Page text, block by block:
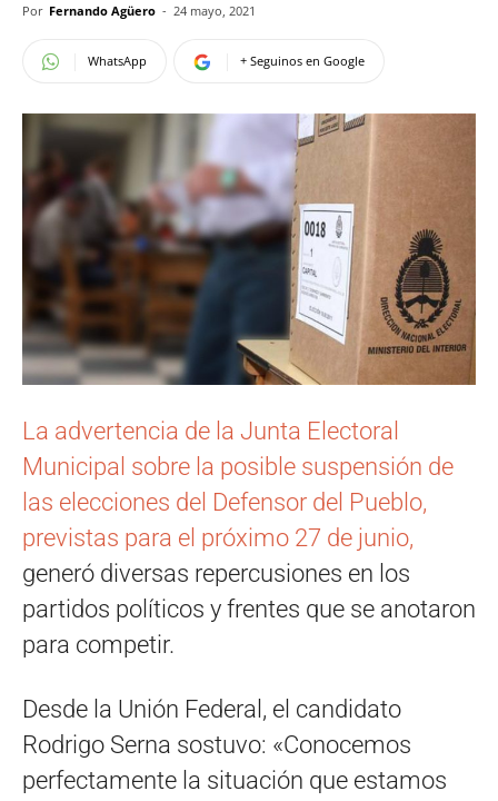
Por Fernando Agüero - 24 mayo, 2021
WhatsApp + Seguinos en Google
La advertencia de la Junta Electoral
Municipal sobre la posible suspensión de
las elecciones del Defensor del Pueblo,
previstas para el próximo 27 de junio,
generó diversas repercusiones en los
partidos políticos y frentes que se anotaron
para competir.
Desde la Unión Federal, el candidato
Rodrigo Serna sostuvo: «Conocemos
perfectamente la situación que estamos